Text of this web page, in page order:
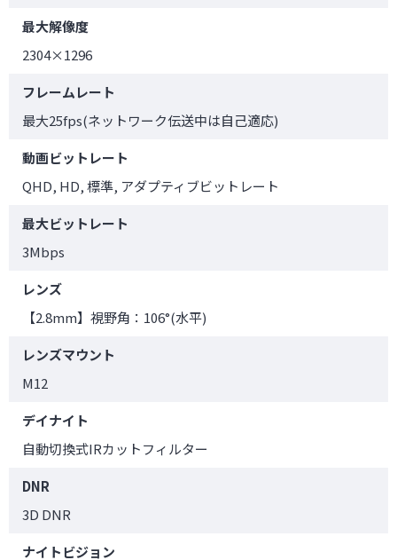
最大解像度
2304×1296
フレームレート
最大25fps(ネットワーク伝送中は自己適応)
動画ビットレート
QHD, HD, 標準, アダプティブビットレート
最大ビットレート
3Mbps
レンズ
【2.8mm】視野角：106°(水平)
レンズマウント
M12
デイナイト
自動切換式IRカットフィルター
DNR
3D DNR
ナイトビジョン